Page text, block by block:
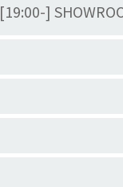
[19:00-]